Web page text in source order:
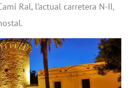
Ral, l’actual carretera N-II,